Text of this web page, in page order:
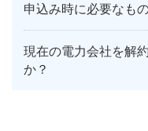
申込み時に必要なも
現在の電力会社を解
か？